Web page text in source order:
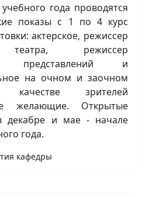
года проводятся
показы с 1 по 4 курс
актерское, режиссер
театра, режиссер
представлений и
на очном и заочном
зрителей
желающие. Открытые
декабре и мае - начале
года.
кафедры